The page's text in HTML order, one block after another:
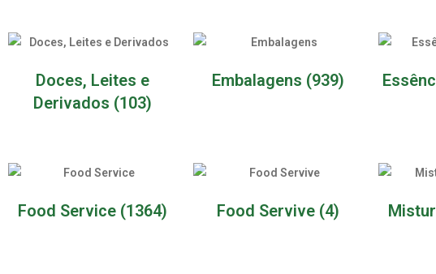
Doces, Leites e
Derivados (103)
Embalagens (939)
Food Service (1364) Food Servive (4)